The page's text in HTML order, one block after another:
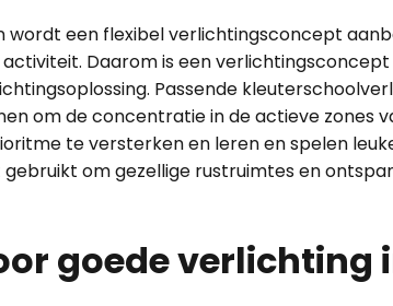
een flexibel verlichtingsconcept
Daarom is een
Passende
om de concentratie in de actieve zones
te versterken en leren en spelen
om gezellige rustruimtes en
goede verlichting